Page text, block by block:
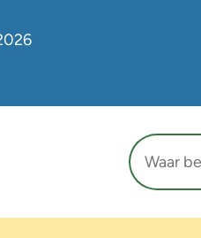
Waar
bent